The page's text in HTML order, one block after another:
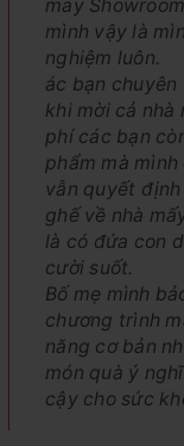
may
mình vậy là
nghiệm luôn.
ác bạn
khi mời cả nhà
phí các bạn
phẩm mà
vẫn quyết
ghế về nhà
là có đứa con
cười suốt.
Bố mẹ mình
chương trình
năng cơ bản
món quà ý
cậy cho sức